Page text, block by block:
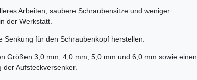
Arbeiten, saubere Schraubensitze und weniger
der Werkstatt.
für den Schraubenkopf herstellen.
Größen 3,0 mm, 4,0 mm, 5,0 mm und 6,0 mm sowie einen
Aufsteckversenker.